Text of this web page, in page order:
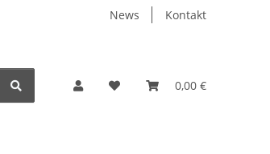
News Kontakt
0,00 €